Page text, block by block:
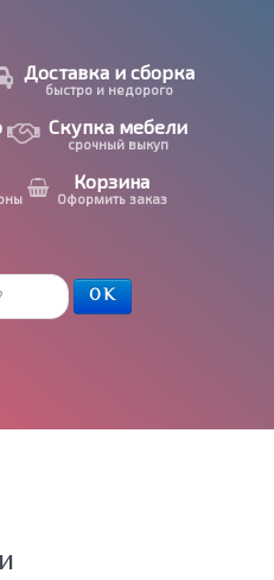
Доставка и сборка
быстро и недорого
Скупка мебели
срочный выкуп
Корзина
Оформить заказ
ОК